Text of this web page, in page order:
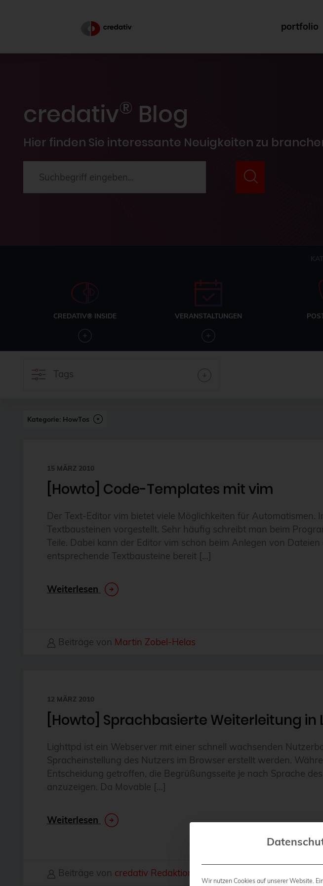
portfolio
credativ® Blog
Hier finden Sie interessante Neuigkeiten zu
CREDATIV® INSIDE VERANSTALTUNGEN
Tags
Kategorie: HowTos
15 MÄRZ 2010
[Howto] Code-Templates mit vim
Der Text-Editor vim bietet viele Möglichkeiten für
Textbausteinen vorgestellt. Sehr häufig schreibt man beim
Teile. Dabei kann der Editor vim schon beim Anlegen von
entsprechende Textbausteine bereit […]
Weiterlesen
Beiträge von Martin Zobel-Helas
12 MÄRZ 2010
[Howto] Sprachbasierte Weiterleitung
Lighttpd ist ein Webserver mit einer schnell wachsenden
Spracheinstellung des Nutzers im Browser erstellt werden.
Entscheidung getroffen, die Begrüßungsseite je nach Sprache
anzuzeigen. Da Movable […]
Weiterlesen
Beiträge von credativ Redaktion
Wir nutzen Cookies auf unserer Website.